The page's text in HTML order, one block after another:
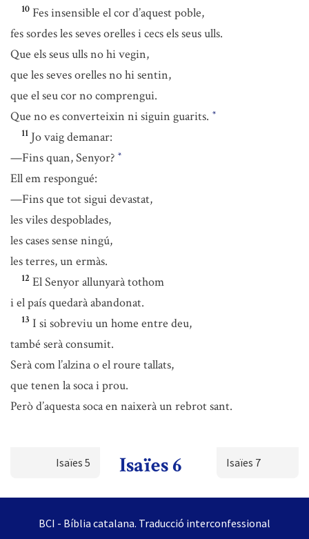
10 Fes insensible el cor d’aquest poble,
fes sordes les seves orelles i cecs els seus ulls.
Que els seus ulls no hi vegin,
que les seves orelles no hi sentin,
que el seu cor no comprengui.
Que no es converteixin ni siguin guarits. *
11 Jo vaig demanar:
—Fins quan, Senyor? *
Ell em respongué:
—Fins que tot sigui devastat,
les viles despoblades,
les cases sense ningú,
les terres, un ermàs.
12 El Senyor allunyarà tothom
i el país quedarà abandonat.
13 I si sobreviu un home entre deu,
també serà consumit.
Serà com l’alzina o el roure tallats,
que tenen la soca i prou.
Però d’aquesta soca en naixerà un rebrot sant.
Isaïes 5 Isaïes 6 Isaïes 7
BCI - Bíblia catalana. Traducció interconfessional